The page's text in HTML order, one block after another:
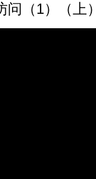
（1）（上）